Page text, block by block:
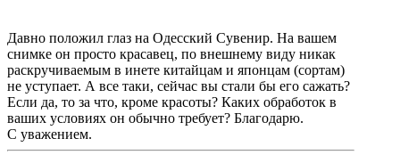
Давно положил глаз на Одесский Сувенир. На вашем
снимке он просто красавец, по внешнему виду никак
раскручиваемым в инете китайцам и японцам (сортам)
не уступает. А все таки, сейчас вы стали бы его сажать?
Если да, то за что, кроме красоты? Каких обработок в
ваших условиях он обычно требует? Благодарю.
С уважением.